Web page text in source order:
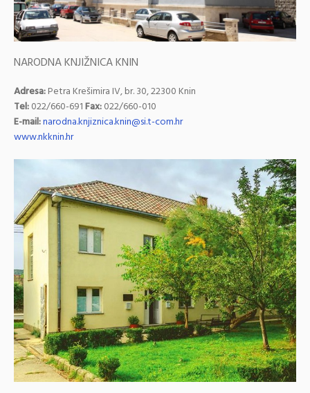
NARODNA KNJIŽNICA KNIN
Adresa:Petra Krešimira IV, br. 30, 22300 Knin
Tel:022/660-691Fax:022/660-010
E-mail:narodna.knjiznica.knin@si.t-com.hr
www.nkknin.hr